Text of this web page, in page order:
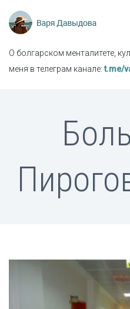
О болгарском менталитете,
меня в телеграм канале:t.me/